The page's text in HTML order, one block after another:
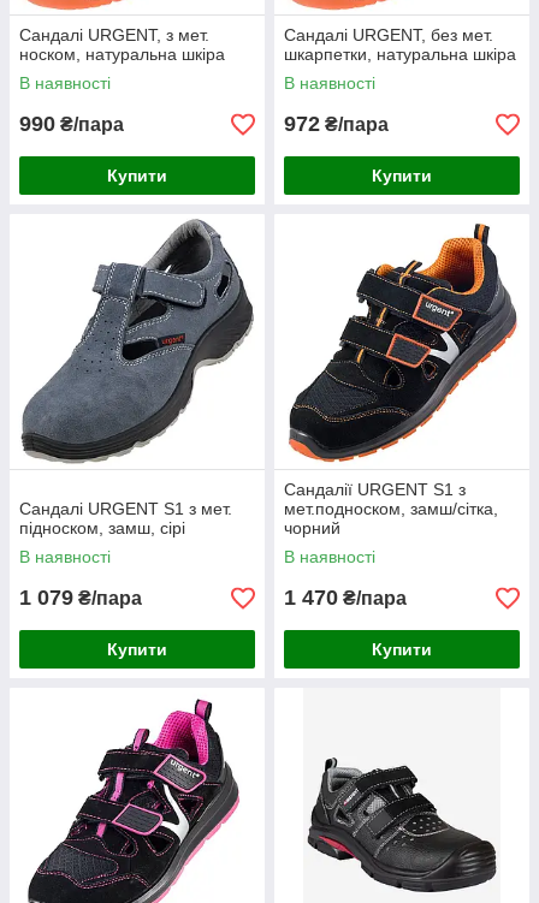
Сандалі URGENT, з мет.
носком, натуральна шкіра
В наявності
990 ₴/пара
Купити
Сандалі URGENT, без мет.
шкарпетки, натуральна шкіра
В наявності
972 ₴/пара
Купити
Сандалі URGENT S1 з мет.
підноском, замш, сірі
В наявності
1 079 ₴/пара
Купити
Сандалії URGENT S1 з
мет.подноском, замш/сітка,
чорний
В наявності
1 470 ₴/пара
Купити